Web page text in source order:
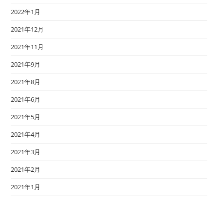
2022年1月
2021年12月
2021年11月
2021年9月
2021年8月
2021年6月
2021年5月
2021年4月
2021年3月
2021年2月
2021年1月